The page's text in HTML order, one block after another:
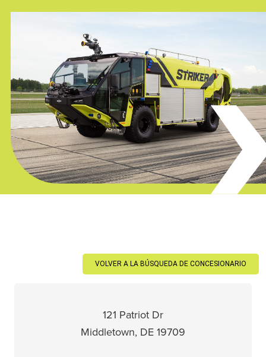
VOLVER A LA BÚSQUEDA DE CONCESIONARIO
121 Patriot Dr
Middletown, DE 19709